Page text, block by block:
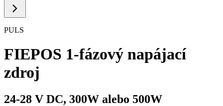
PULS
FIEPOS 1-fázový napájací
zdroj
24-28 V DC, 300W alebo 500W